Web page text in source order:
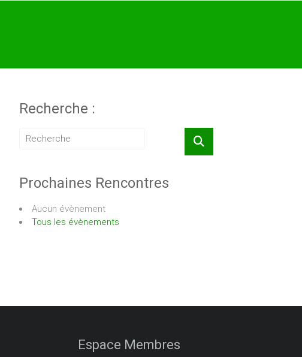
Recherche :
Prochaines Rencontres
Aucun évènement
Tous les évènements
Espace Membres